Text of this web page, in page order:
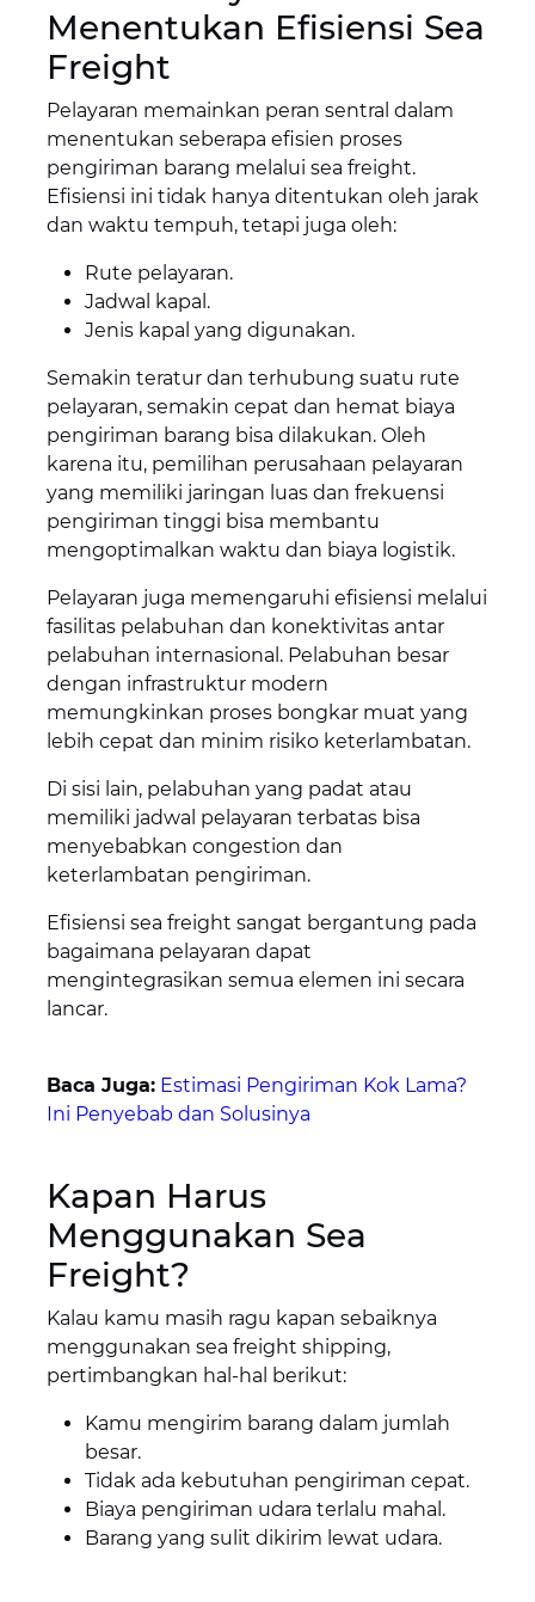
Menentukan Efisiensi Sea
Freight
Pelayaran memainkan peran sentral dalam
menentukan seberapa efisien proses
pengiriman barang melalui sea freight.
Efisiensi ini tidak hanya ditentukan oleh jarak
dan waktu tempuh, tetapi juga oleh:
Rute pelayaran.
Jadwal kapal.
Jenis kapal yang digunakan.
Semakin teratur dan terhubung suatu rute
pelayaran, semakin cepat dan hemat biaya
pengiriman barang bisa dilakukan. Oleh
karena itu, pemilihan perusahaan pelayaran
yang memiliki jaringan luas dan frekuensi
pengiriman tinggi bisa membantu
mengoptimalkan waktu dan biaya logistik.
Pelayaran juga memengaruhi efisiensi melalui
fasilitas pelabuhan dan konektivitas antar
pelabuhan internasional. Pelabuhan besar
dengan infrastruktur modern
memungkinkan proses bongkar muat yang
lebih cepat dan minim risiko keterlambatan.
Di sisi lain, pelabuhan yang padat atau
memiliki jadwal pelayaran terbatas bisa
menyebabkan congestion dan
keterlambatan pengiriman.
Efisiensi sea freight sangat bergantung pada
bagaimana pelayaran dapat
mengintegrasikan semua elemen ini secara
lancar.
Baca Juga: Estimasi Pengiriman Kok Lama?
Ini Penyebab dan Solusinya
Kapan Harus
Menggunakan Sea
Freight?
Kalau kamu masih ragu kapan sebaiknya
menggunakan sea freight shipping,
pertimbangkan hal-hal berikut:
Kamu mengirim barang dalam jumlah
besar.
Tidak ada kebutuhan pengiriman cepat.
Biaya pengiriman udara terlalu mahal.
Barang yang sulit dikirim lewat udara.